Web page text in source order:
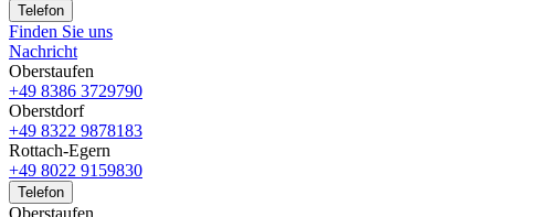
Telefon
Finden Sie uns
Nachricht
Oberstaufen
+49 8386 3729790
Oberstdorf
+49 8322 9878183
Rottach-Egern
+49 8022 9159830
Telefon